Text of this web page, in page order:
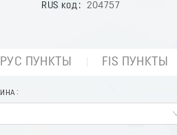
RUS код 204757
РУС ПУНКТЫ FIS ПУНКТЫ